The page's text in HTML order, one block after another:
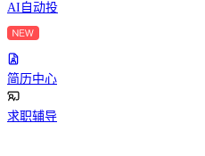
AI自动投
简历中心
求职辅导